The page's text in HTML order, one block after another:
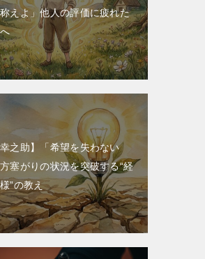
えよ」他人の評価に疲れた
之助】「希望を失わない
塞がりの状況を突破する“経
”の教え